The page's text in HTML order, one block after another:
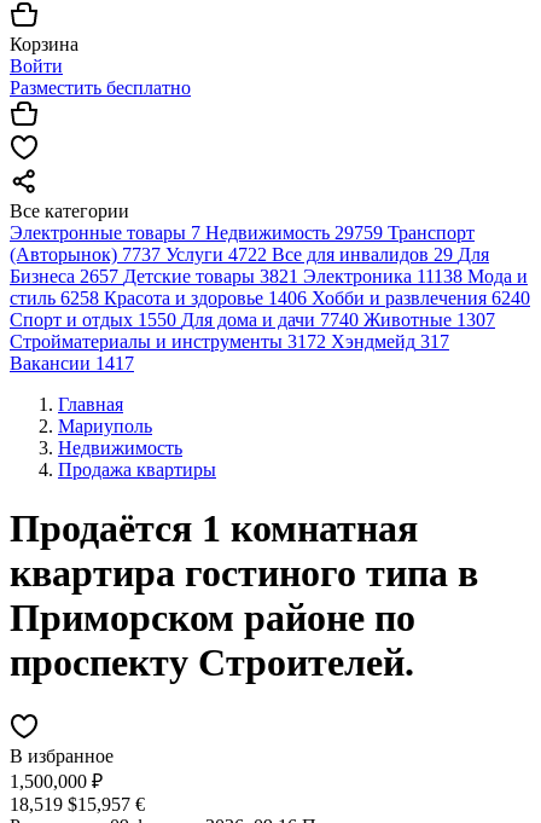
Корзина
Войти
Разместить бесплатно
Все категории
Электронные товары 7 Недвижимость 29759 Транспорт
(Авторынок) 7737 Услуги 4722 Все для инвалидов 29 Для
Бизнеса 2657 Детские товары 3821 Электроника 11138 Мода и
стиль 6258 Красота и здоровье 1406 Хобби и развлечения 6240
Спорт и отдых 1550 Для дома и дачи 7740 Животные 1307
Стройматериалы и инструменты 3172 Хэндмейд 317
Вакансии 1417
Главная
Мариуполь
Недвижимость
Продажа квартиры
Продаётся 1 комнатная
квартира гостиного типа в
Приморском районе по
проспекту Строителей.
В избранное
1,500,000 ₽
18,519 $15,957 €